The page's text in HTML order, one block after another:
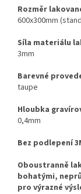
Rozměr
600x300mm
Síla materiálu
3mm
Barevné
taupe
Hloubka
0,4mm
Bez podlepení
Oboustranně
bohatými,
pro výrazné